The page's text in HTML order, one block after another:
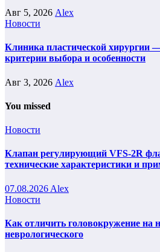
Авг 5, 2026 Alex
Новости
Клиника пластической хирургии
критерии выбора и особенности
Авг 3, 2026 Alex
You missed
Новости
Клапан регулирующий VFS-2R
технические характеристики и
07.08.2026 Alex
Новости
Как отличить головокружение на
неврологического